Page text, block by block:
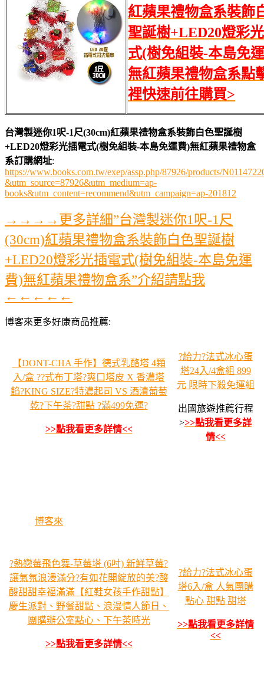
紅蘋果禮物盒系裝飾
聖誕樹+LED20燈彩
式(樹免組裝-本島免
無紅蘋果禮物盒系點
裡快速前往購買>
台灣製迷你1呎-1尺(30cm)紅蘋果禮物盒系裝飾白色聖誕樹
+LED20燈彩光插電式(樹免組裝-本島免運費)無紅蘋果禮物盒
系訂購網址:
https://www.books.com.tw/exep/assp.php/87926/products/
&utm_source=87926&utm_medium=ap-
books&utm_content=recommend&utm_campaign=ap-201812
→→→→更多詳細”台灣製迷你1呎-1尺
(30cm)紅蘋果禮物盒系裝飾白色聖誕樹
+LED20燈彩光插電式(樹免組裝-本島免運
費)無紅蘋果禮物盒系”介紹請點我
←←←←←
博客來更多好康商品推薦:
【DONT-CHA 手作】德式乳酪塔 4顆
入/盒 ??式布丁塔?爽口塔皮 X 香濃塔
餡?KING SIZE?特濃起司 VS 酒漬葡萄
乾?下午茶?甜點 ?滿499免運?
>>點我看更多詳情<<
博客來
?給力?法式冰心蛋
塔24入/4盒組 899
元 限時下殺免運組
出國旅遊推薦行程
>>>點我看更多詳
情<<
?熱戀莓飛色舞-草莓塔 (6吋) 新鮮草莓?
讓氣氛浪漫滿分?有如花開綻放的美?酸
酸甜甜幸福滿滿【紅鞋女孩手作甜點】
慶生派對、野餐甜點、浪漫情人節日、
團購辦公室點心、下午茶時光
>>點我看更多詳情<<
?給力?法式冰心蛋
塔6入/盒 人氣團購
點心 甜點 甜塔
>>點我看更多詳情
<<